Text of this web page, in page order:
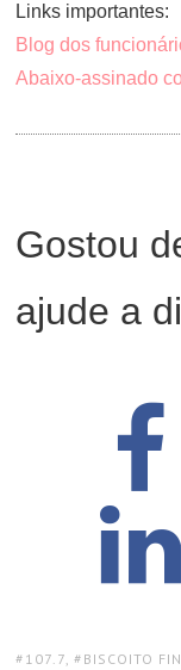
Links importantes:
Blog dos
Abaixo-assinado
Gostou
ajude a
TAGS:
107.7, BISCOITO